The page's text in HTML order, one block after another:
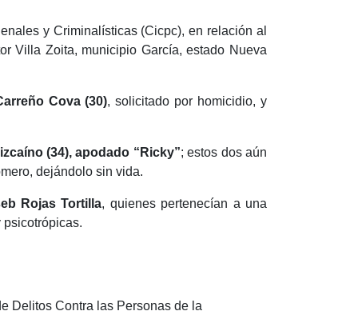
y Criminalísticas (Cicpc), en relación al
Villa Zoita, municipio García, estado Nueva
Cova (30), solicitado por homicidio, y
(34), apodado “Ricky”; estos dos aún
dejándolo sin vida.
Rojas Tortilla, quienes pertenecían a una
Delitos Contra las Personas de la